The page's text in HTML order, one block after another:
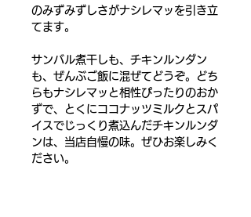
のみずみずしさがナシレマッを引き立
てます。
サンバル煮干しも、チキンルンダン
も、ぜんぶご飯に混ぜてどうぞ。どち
らもナシレマッと相性ぴったりのおか
ずで、とくにココナッツミルクとスパ
イスでじっくり煮込んだチキンルンダ
ンは、当店自慢の味。ぜひお楽しみく
ださい。